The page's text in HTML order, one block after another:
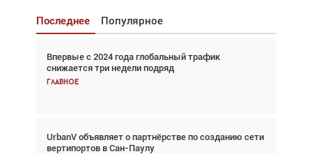
Последнее Популярное
Впервые с 2024 года глобальный трафик
снижается три недели подряд
Главное
UrbanV объявляет о партнёрстве по созданию сети
вертипортов в Сан-Паулу
Взгляд с высоты: тандем вертолётов и БПЛА в
спасательных операциях
Главное
Авиационный фотограф Дэйв Кох: «Фотография
говорит сама за себя... а ИИ всё портит»